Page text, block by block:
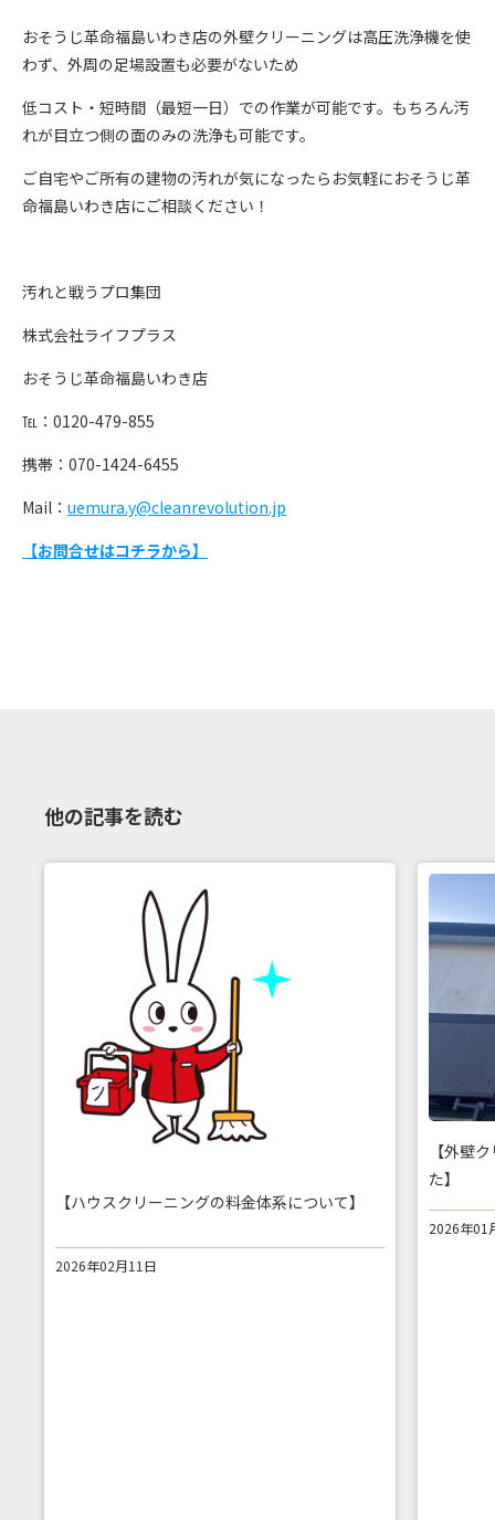
おそうじ革命福島いわき店の外壁クリーニングは高圧洗浄機を使
わず、外周の足場設置も必要がないため
低コスト・短時間（最短一日）での作業が可能です。もちろん汚
れが目立つ側の面のみの洗浄も可能です。
ご自宅やご所有の建物の汚れが気になったらお気軽におそうじ革
命福島いわき店にご相談ください！
汚れと戦うプロ集団
株式会社ライフプラス
おそうじ革命福島いわき店
℡：0120-479-855
携帯：070-1424-6455
Mail： uemura.y@cleanrevolution.jp
【お問合せはコチラから】
他の記事を読む
【ハウスクリーニングの料金体系について】
2026年02月11日
【外壁
た】
2026年01